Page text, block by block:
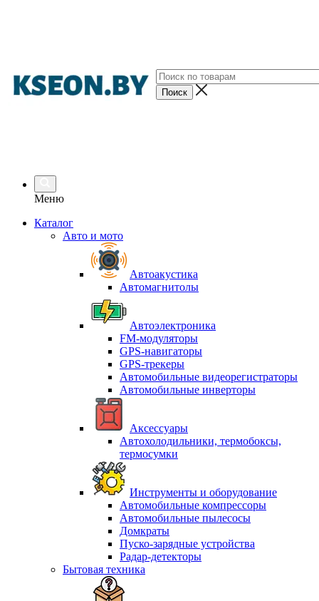
Меню
Каталог
Авто и мото
Автоакустика
Автомагнитолы
Автоэлектроника
FM-модуляторы
GPS-навигаторы
GPS-трекеры
Автомобильные видеорегистраторы
Автомобильные инверторы
Аксессуары
Автохолодильники, термобоксы,
термосумки
Инструменты и оборудование
Автомобильные компрессоры
Автомобильные пылесосы
Домкраты
Пуско-зарядные устройства
Радар-детекторы
Бытовая техника